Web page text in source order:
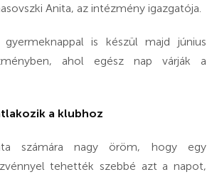
Anita, az intézmény igazgatója.
is készül majd június
ahol egész nap várják a
a klubhoz
számára nagy öröm, hogy egy
tehették szebbé azt a napot,